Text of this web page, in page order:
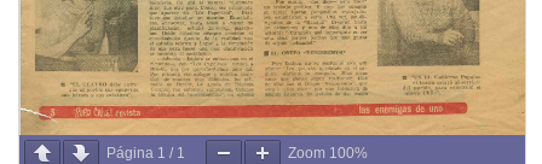
Página 1 / 1 Zoom 100%